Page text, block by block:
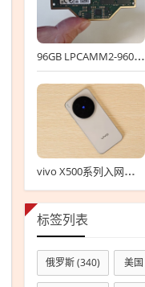
96GB LPCAMM2-9600！迄今最强内存亮相：但谁买得起?
vivo X500系列入网：一共3款旗舰 首发2nm芯片天玑9600 Pro
标签列表
俄罗斯(340) 美国